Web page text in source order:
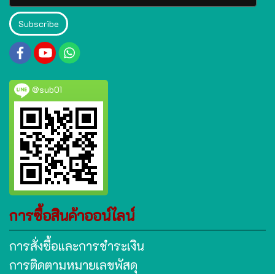
Subscribe
@sub01
การซื้อสินค้าออน์ไลน์
การสั่งซื้อและการชำระเงิน
การติดตามหมายเลขพัสดุ